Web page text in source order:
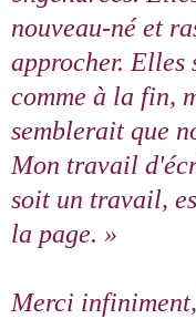
nouveau-né et
approcher. Elles
comme à la fin,
semblerait que
Mon travail
soit un travail,
la page. »
Merci